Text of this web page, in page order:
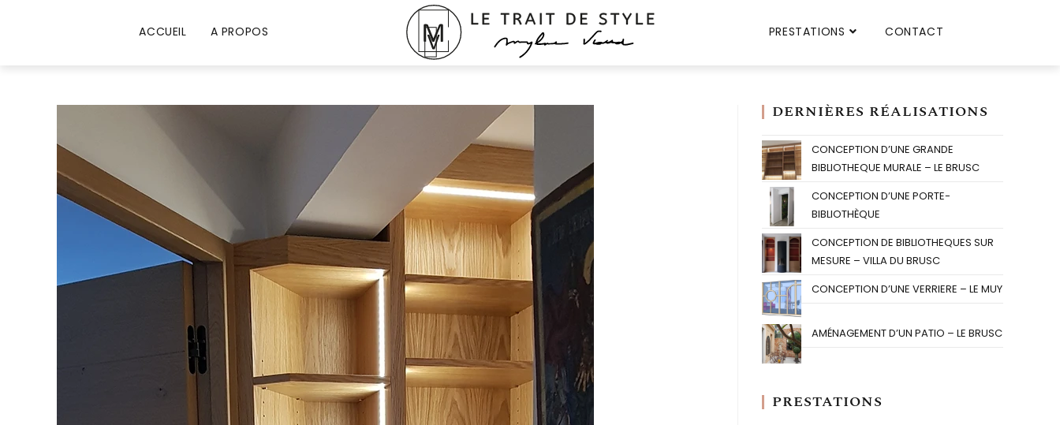
ACCUEIL A PROPOS PRESTATIONS CONTACT
DERNIÈRES RÉALISATIONS
CONCEPTION D’UNE GRANDE
BIBLIOTHEQUE MURALE – LE BRUSC
CONCEPTION D’UNE PORTE-
BIBLIOTHÈQUE
CONCEPTION DE BIBLIOTHEQUES SUR
MESURE – VILLA DU BRUSC
CONCEPTION D’UNE VERRIERE – LE MUY
AMÉNAGEMENT D’UN PATIO – LE BRUSC
PRESTATIONS